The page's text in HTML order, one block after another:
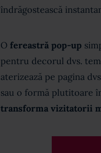
îndrăgostească
O fereastră pop-up
pentru decorul dvs.
aterizează pe pagina
sau o formă plutitoare
transforma vizitatorii